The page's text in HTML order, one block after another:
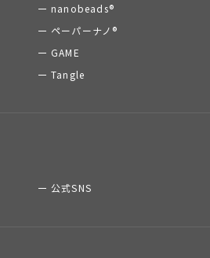
nanobeads®
ペーパーナノ®
GAME
Tangle
公式SNS